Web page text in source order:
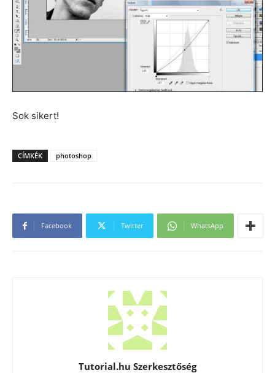
Sok sikert!
CÍMKÉK photoshop
Facebook Twitter WhatsApp
Tutorial.hu Szerkesztőség